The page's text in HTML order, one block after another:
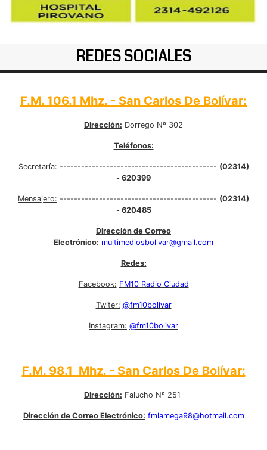
REDES SOCIALES
F.M. 106.1 Mhz. - San Carlos De Bolívar:
Dirección: Dorrego Nº 302
Teléfonos:
Secretaría: -------------------------------------------- (02314)
- 620399
Mensajero: -------------------------------------------- (02314)
- 620485
Dirección de Correo
Electrónico: multimediosbolivar@gmail.com
Redes:
Facebook: FM10 Radio Ciudad
Twiter: @fm10bolivar
Instagram: @fm10bolivar
F.M. 98.1 Mhz. - San Carlos De Bolívar:
Dirección: Falucho Nº 251
Dirección de Correo Electrónico: fmlamega98@hotmail.com